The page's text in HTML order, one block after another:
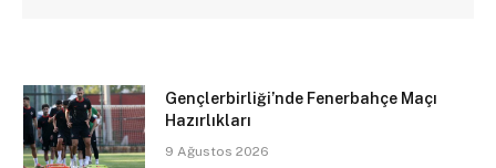
Gençlerbirliği’nde Fenerbahçe Maçı
Hazırlıkları
9 Ağustos 2026